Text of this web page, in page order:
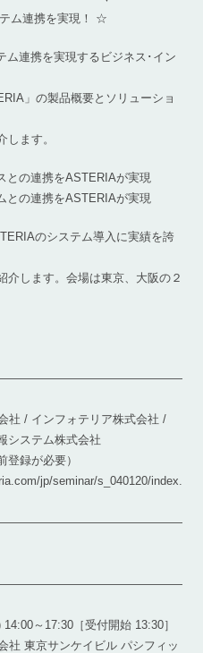
ム連携を実現！ ☆
連携を実現するビジネス･イン
」の製品概要とソリューショ
ます。
の連携をASTERIAが実現
の連携をASTERIAが実現
のシステム導入に実績を誇
します。会場は東京、大阪の２
/ インフォテリア株式会社 /
テム株式会社
録が必要）
jp/seminar/s_040120/index.
～17:30［受付開始 13:30］
東京サンケイビル パシフィッ